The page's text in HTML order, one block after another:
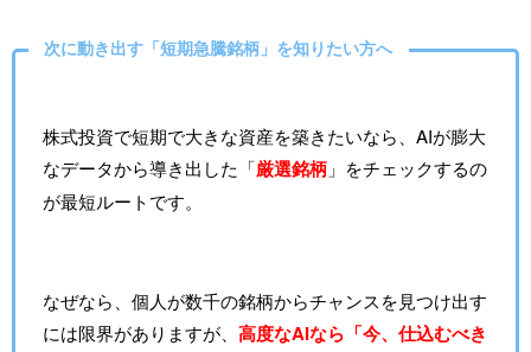
次に動き出す「短期急騰銘柄」を知りたい方へ
株式投資で短期で大きな資産を築きたいなら、AIが膨大
なデータから導き出した「厳選銘柄」をチェックするの
が最短ルートです。
なぜなら、個人が数千の銘柄からチャンスを見つけ出す
には限界がありますが、 高度なAIなら「今、仕込むべき